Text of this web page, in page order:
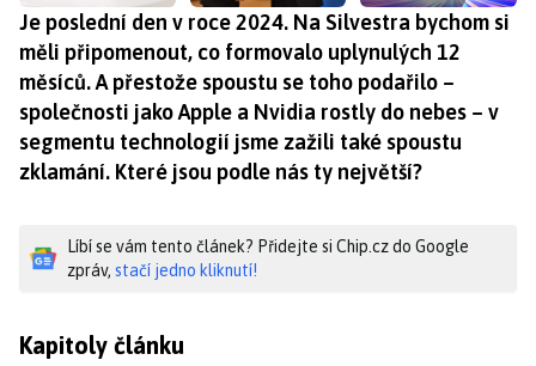
Je poslední den v roce 2024. Na Silvestra bychom si
měli připomenout, co formovalo uplynulých 12
měsíců. A přestože spoustu se toho podařilo –
společnosti jako Apple a Nvidia rostly do nebes – v
segmentu technologií jsme zažili také spoustu
zklamání. Které jsou podle nás ty největší?
Líbí se vám tento článek? Přidejte si Chip.cz do Google
zpráv, stačí jedno kliknutí!
Kapitoly článku